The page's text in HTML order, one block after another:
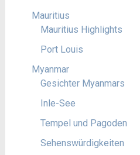
Mauritius
Mauritius Highlights
Port Louis
Myanmar
Gesichter Myanmars
Inle-See
Tempel und Pagoden
Sehenswürdigkeiten